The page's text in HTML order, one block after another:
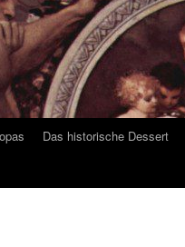
Das historische Dessert